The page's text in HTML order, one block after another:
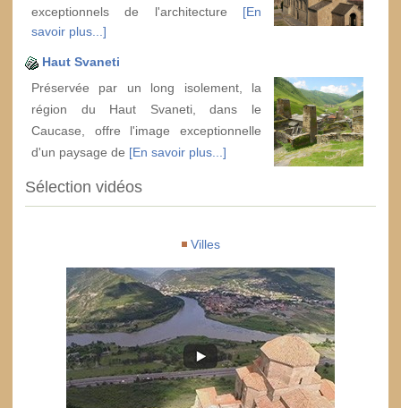
exceptionnels de l'architecture [En
savoir plus...]
Haut Svaneti
Préservée par un long isolement, la
région du Haut Svaneti, dans le
Caucase, offre l'image exceptionnelle
d'un paysage de [En savoir plus...]
Sélection vidéos
Villes